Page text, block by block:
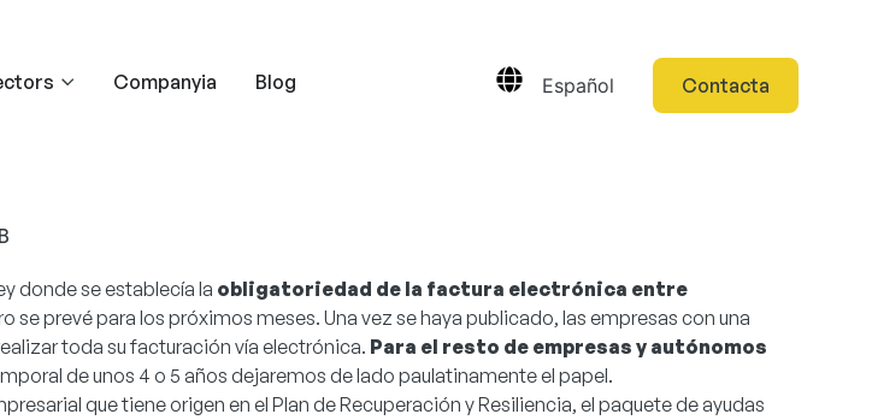
Companyia Blog Español Contacta
donde se establecía la obligatoriedad de la factura electrónica entre
se prevé para los próximos meses. Una vez se haya publicado, las empresas con una
toda su facturación vía electrónica. Para el resto de empresas y autónomos
de unos 4 o 5 años dejaremos de lado paulatinamente el papel.
que tiene origen en el Plan de Recuperación y Resiliencia, el paquete de ayudas